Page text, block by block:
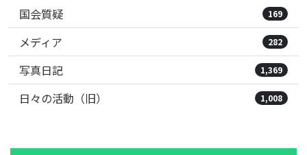
国会質疑 169
メディア 282
写真日記 1,369
日々の活動（旧） 1,008